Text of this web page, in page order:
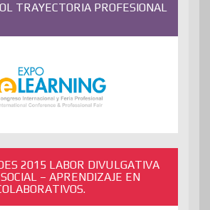
TRAYECTORIA PROFESIONAL
2015 LABOR DIVULGATIVA
– APRENDIZAJE EN